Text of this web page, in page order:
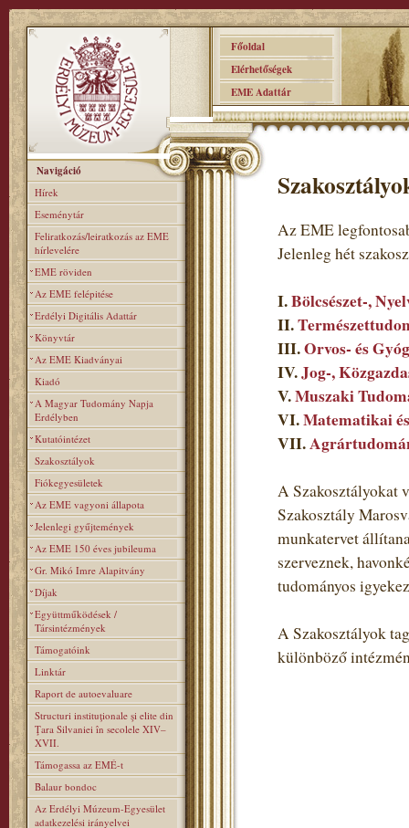
Főoldal
Elérhetőségek
EME Adattár
Navigáció
Hírek
Eseménytár
Feliratkozás/leiratkozás az EME
hírlevelére
EME röviden
Az EME felépitése
Erdélyi Digitális Adattár
Könyvtár
Az EME Kiadványai
Kiadó
A Magyar Tudomány Napja
Erdélyben
Kutatóintézet
Szakosztályok
Fiókegyesületek
Az EME vagyoni állapota
Jelenlegi gyűjtemények
Az EME 150 éves jubileuma
Gr. Mikó Imre Alapitvány
Díjak
Együttműködések /
Társintézmények
Támogatóink
Linktár
Raport de autoevaluare
Structuri instituţionale şi elite din
Ţara Silvaniei în secolele XIV–
XVII.
Támogassa az EMÉ-t
Balaur bondoc
Az Erdélyi Múzeum-Egyesület
adatkezelési irányelvei
Az EME
Jelenleg hét
I.Bölcsészet-,
II.
III.Orvos- és
IV.Jog-,
V.Muszaki
VI.Matematikai
VII.
A Szakosztályokat
Szakosztály
munkatervet
szerveznek,
tudományos
A Szakosztályok
különböző